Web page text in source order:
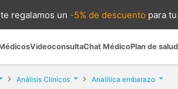
regalamos un -5% de descuento para
VideoconsultaChat MédicoPlan de
Análisis Clínicos Analítica embarazo